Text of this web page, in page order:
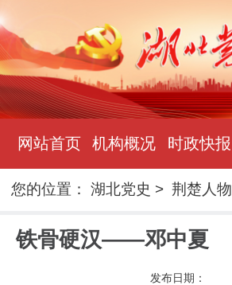
网站首页 机构概况 时政快报
您的位置：湖北党史 >荆楚人物
铁骨硬汉——邓中夏
发布日期：